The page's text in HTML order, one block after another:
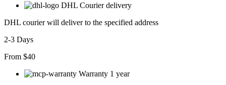
DHL Courier delivery
DHL courier will deliver to the specified address
2-3 Days
From $40
Warranty 1 year